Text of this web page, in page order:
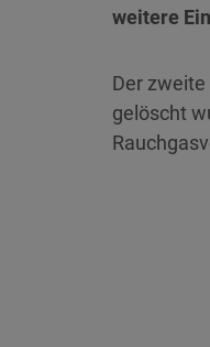
weitere
Der
gelöscht